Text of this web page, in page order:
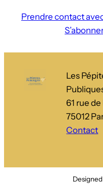
Prendre contact
Les
61 rue de
75012
Contact